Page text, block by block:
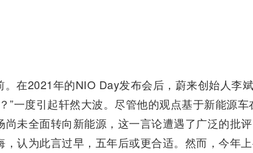
在2021年的NIO Day发布会后，蔚来创始人李
一度引起轩然大波。尽管他的观点基于新能源车
未全面转向新能源，这一言论遭遇了广泛的批
认为此言过早，五年后或更合适。然而，今年